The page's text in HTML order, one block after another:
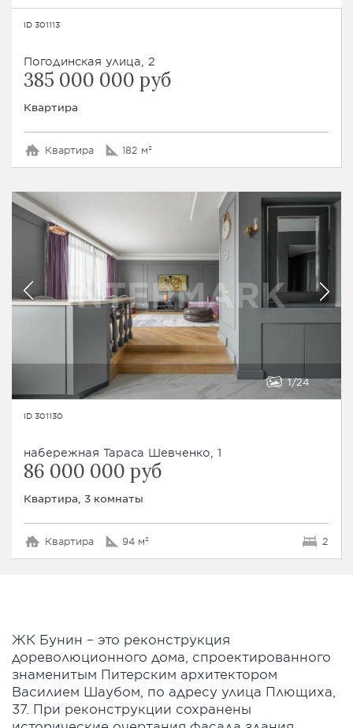
ID 301113
Погодинская улица, 2
385 000 000 руб
Квартира
Квартира 182 м²
1 24
ID 301130
набережная Тараса Шевченко, 1
86 000 000 руб
Квартира, 3 комнаты
Квартира 94 м² 2
ЖК Бунин – это реконструкция
дореволюционного дома, спроектированного
знаменитым Питерским архитектором
Василием Шаубом, по адресу улица Плющиха,
37. При реконструкции сохранены